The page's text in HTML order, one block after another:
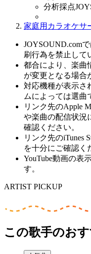
分析採点
家庭用カラオケサ
JOYSOUND.com
刷行為を禁止して
都合により、楽曲
が変更となる場合
対応機種が表示さ
ムによっては選曲
リンク先のApple
や楽曲の配信状況
確認ください。
リンク先のiTunes
を十分にご確認く
YouTube動画の表
す。
ARTIST PICKUP
この歌手のお